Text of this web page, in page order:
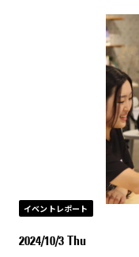
イベントレポート
2024/10/3 Thu